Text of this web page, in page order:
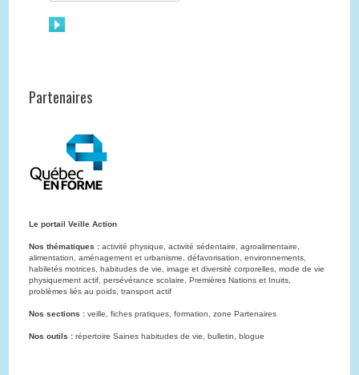
Partenaires
Le portail Veille Action
Nos thématiques : activité physique, activité sédentaire, agroalimentaire,
alimentation, aménagement et urbanisme, défavorisation, environnements,
habiletés motrices, habitudes de vie, image et diversité corporelles, mode de vie
physiquement actif, persévérance scolaire, Premières Nations et Inuits,
problèmes liés au poids, transport actif
Nos sections : veille, fiches pratiques, formation, zone Partenaires
Nos outils : répertoire Saines habitudes de vie, bulletin, blogue